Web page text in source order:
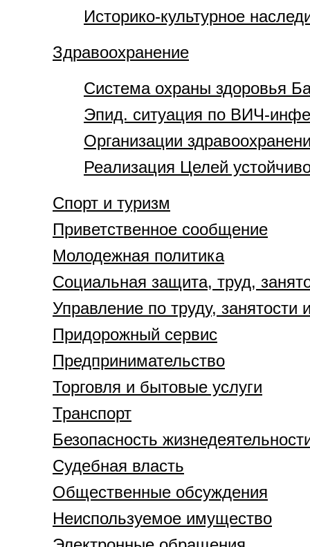
Историко-культурное
Здравоохранение
Система охраны здоровья
Эпид. ситуация по ВИЧ-
Организации
Реализация Целей
Спорт и туризм
Приветственное сообщение
Молодежная политика
Социальная защита, труд,
Управление по труду, занятости
Придорожный сервис
Предпринимательство
Торговля и бытовые услуги
Транспорт
Безопасность
Судебная власть
Общественные обсуждения
Неиспользуемое имущество